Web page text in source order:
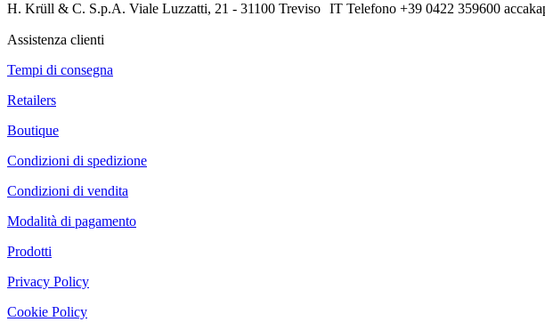
H. Krüll & C. S.p.A. Viale Luzzatti, 21 - 31100 Treviso IT Telefono +39 0422 359600
Assistenza clienti
Tempi di consegna
Retailers
Boutique
Condizioni di spedizione
Condizioni di vendita
Modalità di pagamento
Prodotti
Privacy Policy
Cookie Policy